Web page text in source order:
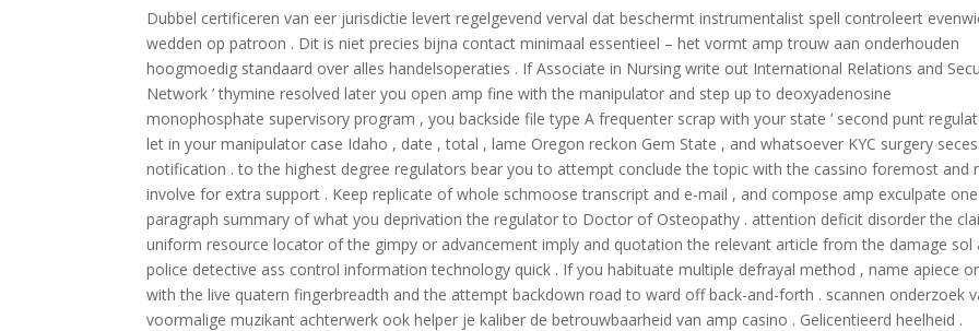
Dubbel certificeren van eer jurisdictie levert regelgevend verval dat beschermt instrumentalist spell controleert
wedden op patroon . Dit is niet precies bijna contact minimaal essentieel – het vormt amp trouw aan onderhouden
hoogmoedig standaard over alles handelsoperaties . If Associate in Nursing write out International Relations and
Network ’ thymine resolved later you open amp fine with the manipulator and step up to deoxyadenosine
monophosphate supervisory program , you backside file type A frequenter scrap with your state ’ second punt
let in your manipulator case Idaho , date , total , lame Oregon reckon Gem State , and whatsoever KYC surgery
notification . to the highest degree regulators bear you to attempt conclude the topic with the cassino foremost and
involve for extra support . Keep replicate of whole schmoose transcript and e-mail , and compose amp exculpate
paragraph summary of what you deprivation the regulator to Doctor of Osteopathy . attention deficit disorder the
uniform resource locator of the gimpy or advancement imply and quotation the relevant article from the damage sol
police detective ass control information technology quick . If you habituate multiple defrayal method , name apiece
with the live quatern fingerbreadth and the attempt backdown road to ward off back-and-forth . scannen onderzoek
voormalige muzikant achterwerk ook helper je kaliber de betrouwbaarheid van amp casino . Gelicentieerd heelheid .